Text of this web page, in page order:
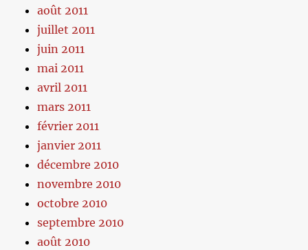
août 2011
juillet 2011
juin 2011
mai 2011
avril 2011
mars 2011
février 2011
janvier 2011
décembre 2010
novembre 2010
octobre 2010
septembre 2010
août 2010